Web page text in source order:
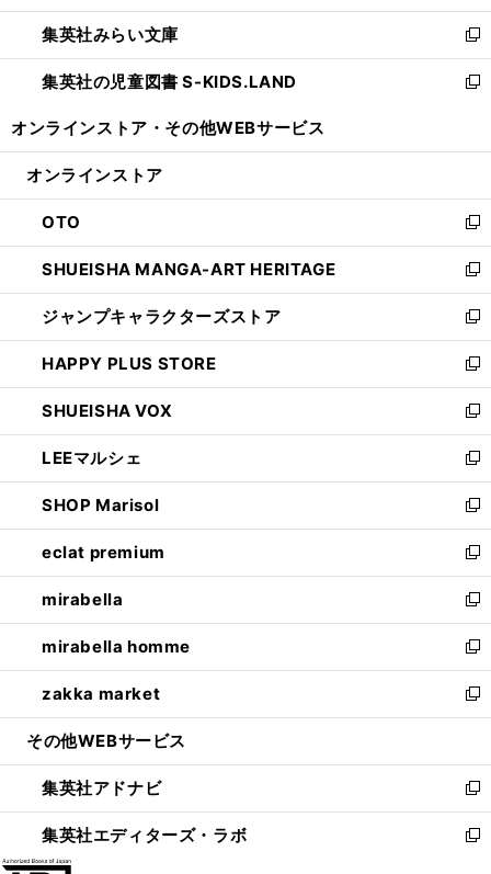
開
く
ウ
で
開
く
ン
ド
ウ
で
ウ
ィ
ン
ド
開
集英社みらい文庫
新
し
い
ン
ウ
で
開
く
集英社の児童図書 S-KIDS.LAND
新
ウ
ン
ド
ウ
で
開
く
オンラインストア・ その他WEBサービス
オンラインストア
OTO
新
し
い
ウ
ィ
ン
ド
ウ
で
開
く
SHUEISHA MANGA-ART HERITAGE
新
し
い
ウ
ィ
ン
ド
ウ
で
開
く
ジャンプキャラクターズストア
新
し
い
ウ
ィ
ン
ド
ウ
で
開
く
HAPPY PLUS STORE
新
し
い
ウ
ィ
ン
ド
ウ
で
開
く
SHUEISHA VOX
新
し
い
ウ
ィ
ン
ド
ウ
で
開
く
LEEマルシェ
新
し
い
ウ
ィ
ン
ド
ウ
で
開
く
SHOP Marisol
新
し
い
ウ
ィ
ン
ド
ウ
で
開
eclat premium
新
し
い
ウ
ィ
ン
ド
ウ
開
く
mirabella
新
し
い
ウ
ィ
ン
ウ
で
開
く
mirabella homme
新
し
い
ウ
ン
ド
ウ
で
zakka market
新
し
ウ
ィ
ン
ド
その他WEBサービス
集英社アドナビ
新
し
い
集英社エディターズ・ラボ
新